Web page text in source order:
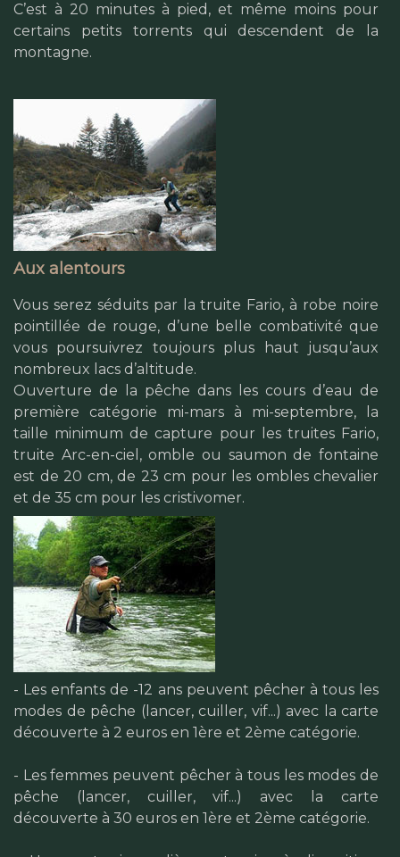
C’est à 20 minutes à pied, et même moins pour
certains petits torrents qui descendent de la
montagne.
Aux alentours
Vous serez séduits par la truite Fario, à robe noire
pointillée de rouge, d’une belle combativité que
vous poursuivrez toujours plus haut jusqu’aux
nombreux lacs d’altitude.
Ouverture de la pêche dans les cours d’eau de
première catégorie mi-mars à mi-septembre, la
taille minimum de capture pour les truites Fario,
truite Arc-en-ciel, omble ou saumon de fontaine
est de 20 cm, de 23 cm pour les ombles chevalier
et de 35 cm pour les cristivomer.
- Les enfants de -12 ans peuvent pêcher à tous les
modes de pêche (lancer, cuiller, vif...) avec la carte
découverte à 2 euros en 1ère et 2ème catégorie.
- Les femmes peuvent pêcher à tous les modes de
pêche (lancer, cuiller, vif...) avec la carte
découverte à 30 euros en 1ère et 2ème catégorie.